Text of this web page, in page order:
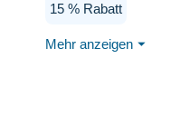
Nässeindikator – L/XL
30 Stück
15 % Rabatt
Mehr anzeigen ⏷